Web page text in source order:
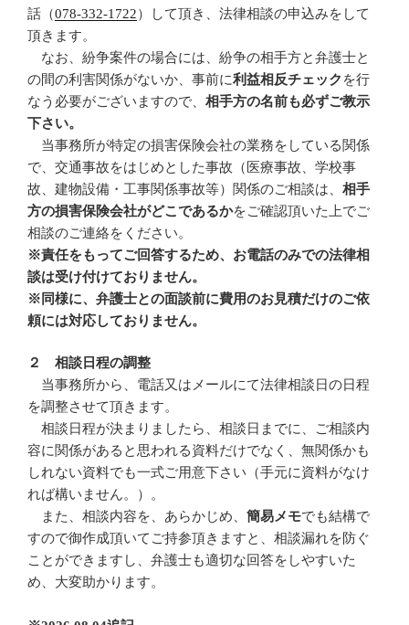
話（078-332-1722）して頂き、法律相談の申込みをして
頂きます。
なお、紛争案件の場合には、紛争の相手方と弁護士と
の間の利害関係がないか、事前に利益相反チェック を行
なう必要がございますので、 相手方の名前も必ずご教示
下さい。
当事務所が特定の損害保険会社の業務をしている関係
で、交通事故をはじめとした事故（医療事故、学校事
故、建物設備・工事関係事故等）関係のご相談は、 相手
方の損害保険会社がどこであるかをご確認頂いた上でご
相談のご連絡をください。
※責任をもってご回答するため、お電話のみでの法律相
談は受け付けておりません。
※同様に、弁護士との面談前に費用のお見積だけのご依
頼には対応しておりません。
２ 相談日程の調整
当事務所から、電話又はメールにて法律相談日の日程
を調整させて頂きます。
相談日程が決まりましたら、相談日までに、ご相談内
容に関係があると思われる資料だけでなく、無関係かも
しれない資料でも一式ご用意下さい（手元に資料がなけ
れば構いません。）。
また、相談内容を、あらかじめ、 簡易メモでも結構で
すので御作成頂いてご持参頂きますと、相談漏れを防ぐ
ことができますし、弁護士も適切な回答をしやすいた
め、大変助かります。